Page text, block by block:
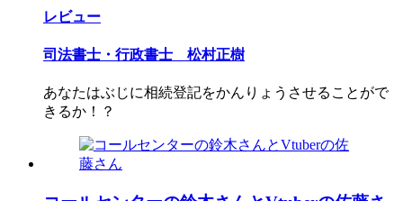
レビュー
司法書士・行政書士 松村正樹
あなたはぶじに相続登記をかんりょうさせることがで
きるか！？